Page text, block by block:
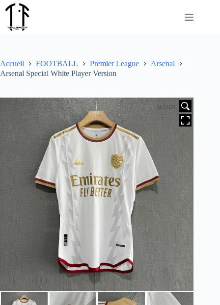
Passer
au
Accueil FOOTBALL Premier League
Arsenal
Arsenal Special White Player Version
HOVER